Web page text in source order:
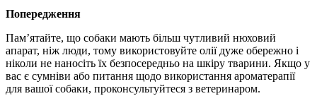
Попередження
Пам’ятайте, що собаки мають більш чутливий нюховий
апарат, ніж люди, тому використовуйте олії дуже обережно і
ніколи не наносіть їх безпосередньо на шкіру тварини. Якщо у
вас є сумніви або питання щодо використання ароматерапії
для вашої собаки, проконсультуйтеся з ветеринаром.